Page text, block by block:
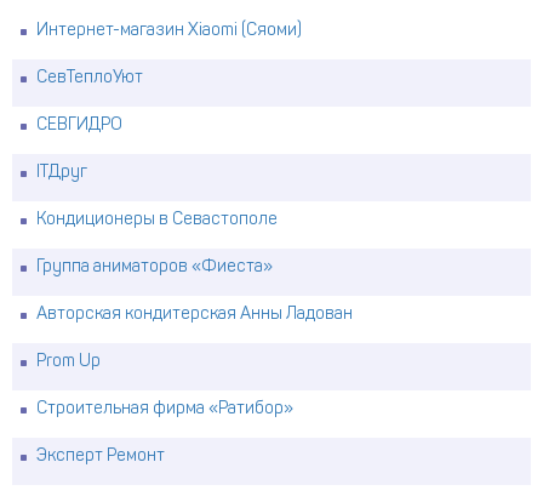
Интернет-магазин Xiaomi (Сяоми)
СевТеплоУют
СЕВГИДРО
ITДруг
Кондиционеры в Севастополе
Группа аниматоров «Фиеста»
Авторская кондитерская Анны Ладован
Prom Up
Строительная фирма «Ратибор»
Эксперт Ремонт